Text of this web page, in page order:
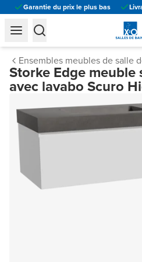
Garantie du prix le plus bas
Ensembles meubles de salle
Storke Edge meuble
avec lavabo Scuro